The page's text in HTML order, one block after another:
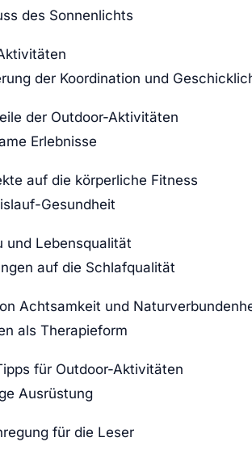
des Sonnenlichts
der Koordination und
der Outdoor-Aktivitäten
Erlebnisse
auf die körperliche Fitness
Gesundheit
und Lebensqualität
auf die Schlafqualität
Achtsamkeit und
als Therapieform
für Outdoor-Aktivitäten
Ausrüstung
für die Leser